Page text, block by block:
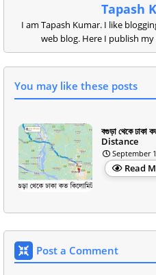
Tapash
I am Tapash Kumar. I like
web blog. Here I publish
You may like these posts
বগুড়া থেকে
Distance
September
Read
Post a Comment